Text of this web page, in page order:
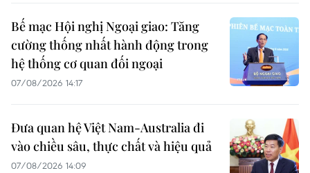
Bế mạc Hội nghị Ngoại giao: Tăng
cường thống nhất hành động trong
hệ thống cơ quan đối ngoại
07/08/2026 14:17
Đưa quan hệ Việt Nam-Australia đi
vào chiều sâu, thực chất và hiệu quả
07/08/2026 14:09